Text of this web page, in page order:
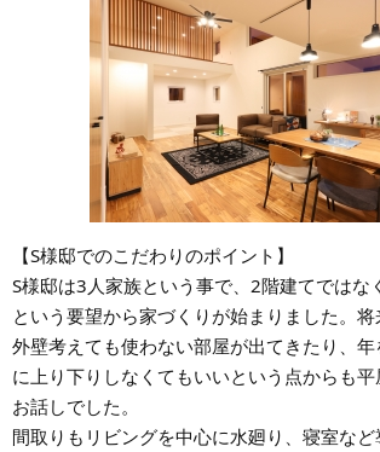
【S様邸でのこだわりのポイント】
S様邸は3人家族という事で、2階建てではな
という要望から家づくりが始まりました。将
外壁考えても使わない部屋が出てきたり、
に上り下りしなくてもいいという点からも平
お話しでした。
間取りもリビングを中心に水廻り、寝室な